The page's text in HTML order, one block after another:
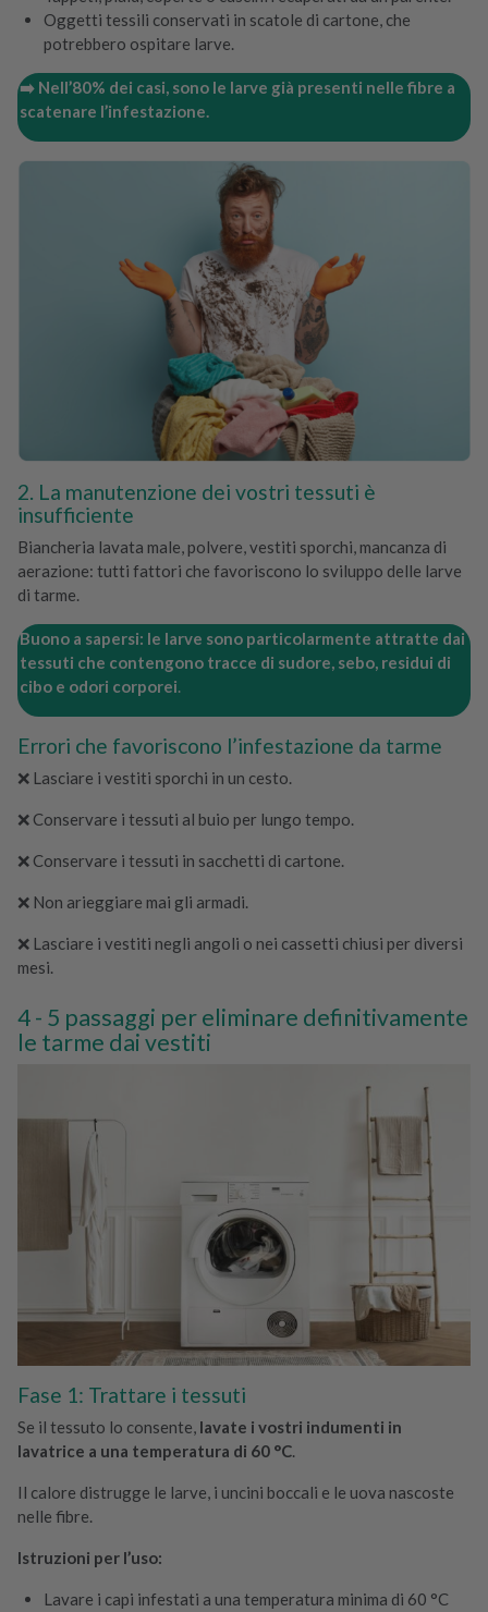
Oggetti tessili conservati in scatole di cartone, che
potrebbero ospitare larve.
➡️ Nell’80% dei casi, sono le larve già presenti nelle fibre a
scatenare l’infestazione.
2. La manutenzione dei vostri tessuti è
insufficiente
Biancheria lavata male, polvere, vestiti sporchi, mancanza di
aerazione: tutti fattori che favoriscono lo sviluppo delle larve
di tarme.
Buono a sapersi: le larve sono particolarmente attratte dai
tessuti che contengono tracce di sudore, sebo, residui di
cibo e odori corporei.
Errori che favoriscono l’infestazione da tarme
❌ Lasciare i vestiti sporchi in un cesto.
❌ Conservare i tessuti al buio per lungo tempo.
❌ Conservare i tessuti in sacchetti di cartone.
❌ Non arieggiare mai gli armadi.
❌ Lasciare i vestiti negli angoli o nei cassetti chiusi per diversi
mesi.
5 passaggi per eliminare definitivamente
le tarme dai vestiti
Fase 1: Trattare i tessuti
Se il tessuto lo consente, lavate i vostri indumenti in
lavatrice a una temperatura di 60 °C.
Il calore distrugge le larve, i uncini boccali e le uova nascoste
nelle fibre.
Istruzioni per l’uso:
Lavare i capi infestati a una temperatura minima di 60 °C